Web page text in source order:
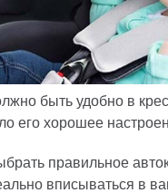
быть удобно в
его хорошее
правильное
вписываться в